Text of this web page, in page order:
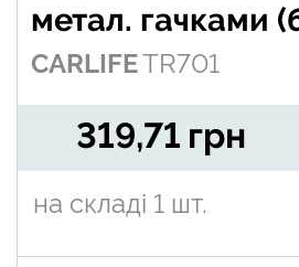
метал. гачками
4,5м
CARLIFETR701
319,71 грн
на складі 1 шт.